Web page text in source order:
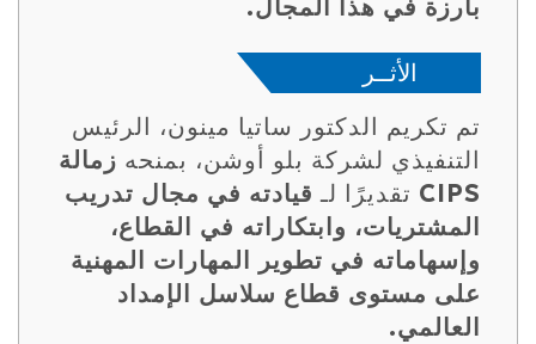
بارزة في هذا المجال.
الأثــر
تم تكريم الدكتور ساتيا مينون، الرئيس
التنفيذي لشركة بلو أوشن، بمنحه زمالة
CIPS تقديرًا لـ قيادته في مجال تدريب
المشتريات، وابتكاراته في القطاع،
وإسهاماته في تطوير المهارات المهنية
على مستوى قطاع سلاسل الإمداد
العالمي.